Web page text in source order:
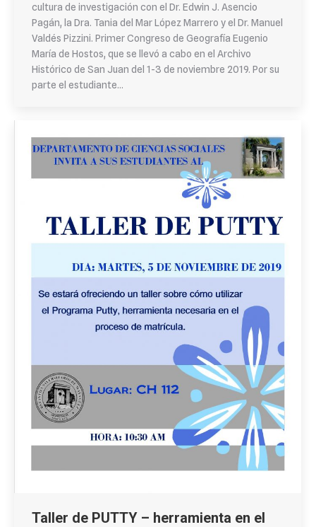
cultura de investigación con el Dr. Edwin J. Asencio
Pagán, la Dra. Tania del Mar López Marrero y el Dr. Manuel
Valdés Pizzini. Primer Congreso de Geografía Eugenio
María de Hostos, que se llevó a cabo en el Archivo
Histórico de San Juan del 1-3 de noviembre 2019. Por su
parte el estudiante…
Taller de PUTTY – herramienta en el